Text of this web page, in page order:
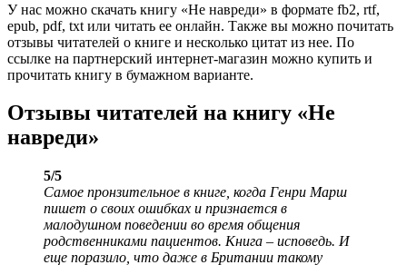
У нас можно скачать книгу «Не навреди» в формате fb2, rtf,
epub, pdf, txt или читать ее онлайн. Также вы можно почитать
отзывы читателей о книге и несколько цитат из нее. По
ссылке на партнерский интернет-магазин можно купить и
прочитать книгу в бумажном варианте.
Отзывы читателей на книгу «Не
навреди»
5/5
Самое пронзительное в книге, когда Генри Марш
пишет о своих ошибках и признается в
малодушном поведении во время общения
родственниками пациентов. Книга – исповедь. И
еще поразило, что даже в Британии такому